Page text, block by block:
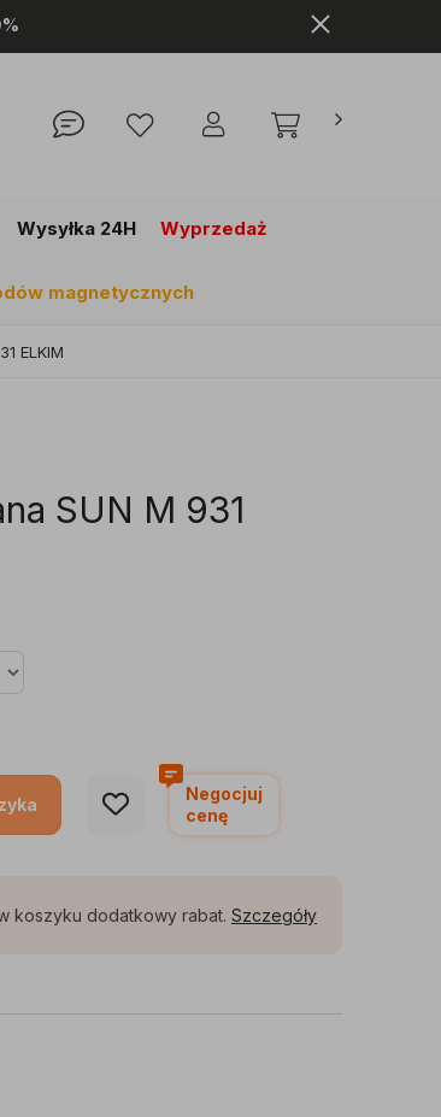
Wysyłka 24H Wyprzedaż
magnetycznych
ELKIM
SUN M 931
Negocjuj
cenę
koszyku dodatkowy rabat. Szczegóły